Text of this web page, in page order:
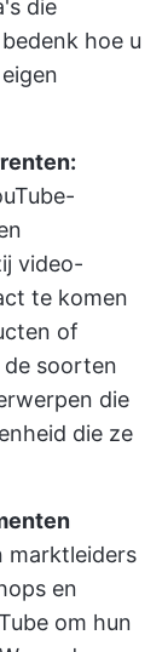
die
hoe u
video-
te komen
of
soorten
die
die ze
marktleiders
en
om hun